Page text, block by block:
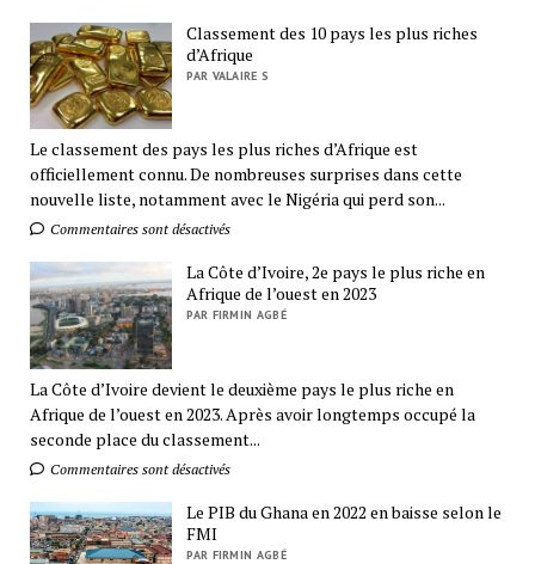
Classement des 10 pays les plus riches
d’Afrique
PAR VALAIRE S
Le classement des pays les plus riches d’Afrique est
officiellement connu. De nombreuses surprises dans cette
nouvelle liste, notamment avec le Nigéria qui perd son...
Commentaires sont désactivés
La Côte d’Ivoire, 2e pays le plus riche en
Afrique de l’ouest en 2023
PAR FIRMIN AGBÉ
La Côte d’Ivoire devient le deuxième pays le plus riche en
Afrique de l’ouest en 2023. Après avoir longtemps occupé la
seconde place du classement...
Commentaires sont désactivés
Le PIB du Ghana en 2022 en baisse selon le
FMI
PAR FIRMIN AGBÉ